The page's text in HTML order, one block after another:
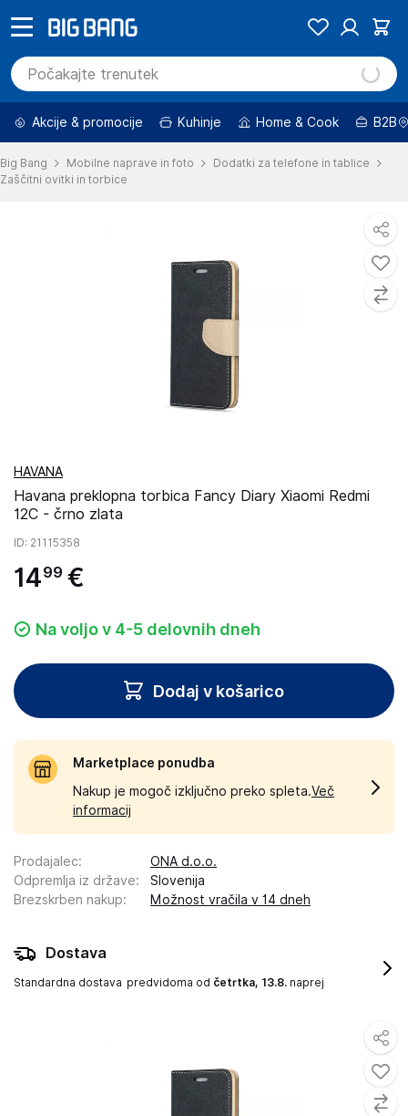
Akcije & promocije Kuhinje Home & Cook B2B
Big Bang Mobilne naprave in foto
Dodatki za telefone in tablice
Zaščitni ovitki in torbice
HAVANA
Havana preklopna torbica Fancy Diary Xiaomi Redmi
12C - črno zlata
ID: 21115358
1499 €
Na voljo v 4-5 delovnih dneh
Dodaj v košarico
Marketplace ponudba
Nakup je mogoč izključno preko spleta.Več
informacij
Prodajalec:
ONA d.o.o.
Odpremlja iz države:
Slovenija
Brezskrben nakup: Možnost vračila v 14 dneh
Dostava
Standardna dostava predvidoma od četrtka, 13.8. naprej